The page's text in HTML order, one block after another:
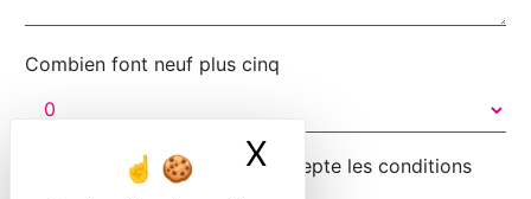
X Masquer le
Combien font neuf plus cinq
En cochant cette case, j'accepte les conditions